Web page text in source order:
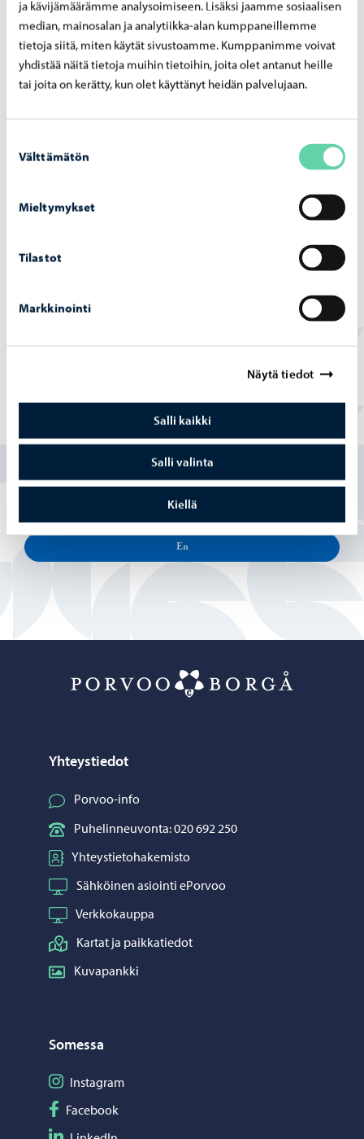
ja kävijämäärämme analysoimiseen. Lisäksi jaamme sosiaalisen
median, mainosalan ja analytiikka-alan kumppaneillemme
tietoja siitä, miten käytät sivustoamme. Kumppanimme voivat
yhdistää näitä tietoja muihin tietoihin, joita olet antanut heille
tai joita on kerätty, kun olet käyttänyt heidän palvelujaan.
valinta
Välttämätön
Mieltymykset
Tilastot
Markkinointi
Näytä tiedot
Salli kaikki
Salli valinta
Kiellä
kun­nan pää­tök­set 22.6.2026
Päätöksenteko
Kau­pun­gin­hal­li­tuk­sen pää­tök­set 22.6.2026
Löysitkö etsimäsi tiedon tältä sivulta?
Osittain
En
Yhteystiedot
Porvoo-info
Puhelinneuvonta: 020 692 250
Yhteystietohakemisto
Sähköinen asiointi ePorvoo
Verkkokauppa
Kartat ja paikkatiedot
Kuvapankki
Somessa
Seuraa Instagram
Instagram
Seuraa Facebook
Facebook